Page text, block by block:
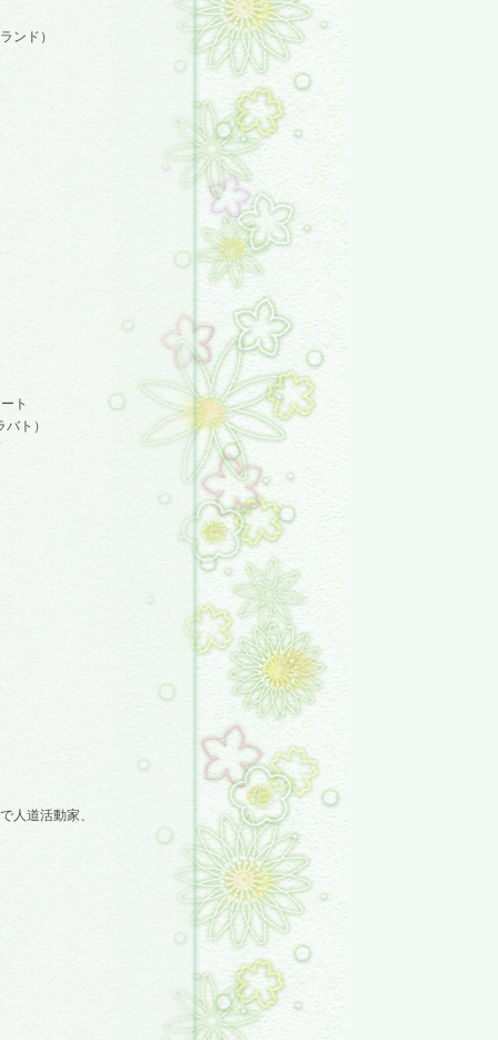
ンド）
ト
ト）
道活動家、